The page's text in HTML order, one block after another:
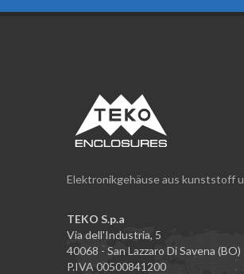
Elektronikgehäuse aus kunststoff
TEKO S.p.a
Via dell'Industria, 5
40068 - San Lazzaro Di Savena (BO)
P.IVA 00500841200